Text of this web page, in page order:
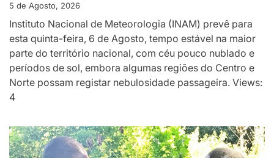
5 de Agosto, 2026
Instituto Nacional de Meteorologia (INAM) prevê para
esta quinta-feira, 6 de Agosto, tempo estável na maior
parte do território nacional, com céu pouco nublado e
períodos de sol, embora algumas regiões do Centro e
Norte possam registar nebulosidade passageira. Views:
4